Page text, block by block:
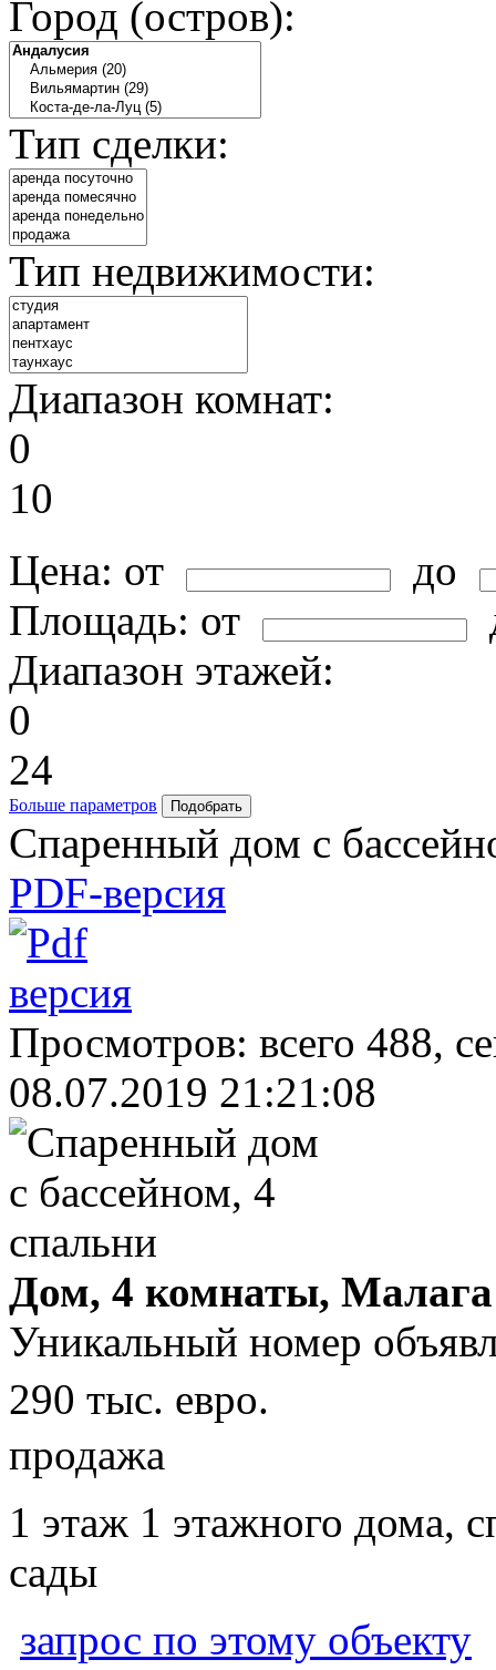
Город (остров):
Тип сделки:
Тип недвижимости:
Диапазон комнат:
0
10
Цена: от
до
Площадь: от
Диапазон этажей:
0
24
Больше параметров
Спаренный дом с
PDF-версия
Просмотров: всего 488,
08.07.2019 21:21:08
Дом, 4 комнаты,
Уникальный номер
290 тыс. евро.
продажа
1 этаж 1 этажного дома,
сады
запрос по этому объекту